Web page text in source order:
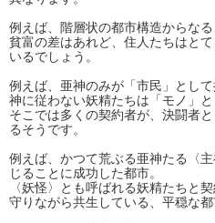
例えば、階層状の都市構造からな
貧富の差はあれど、住人たちはと
いるでしょう。
例えば、亜神のみが「市民」とし
神に従わない妖精たちは「モノ」と
そこでは多くの契約者が、決闘者
るそうです。
例えば、かつて荒ぶる亜神たる〈
じることに成功した都市。
〈妖怪〉とも呼ばれる妖精たちと
守りながら共生している、平穏な都